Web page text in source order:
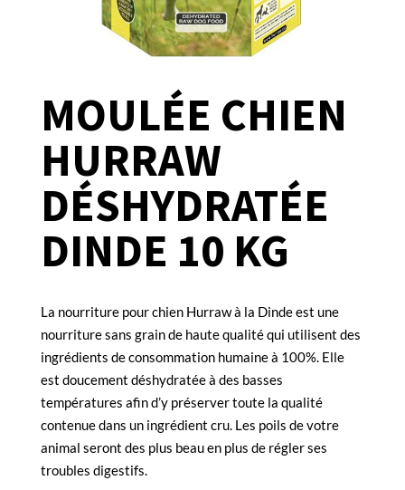
MOULÉE CHIEN
HURRAW
DÉSHYDRATÉE
DINDE 10 KG
La nourriture pour chien Hurraw à la Dinde est une
nourriture sans grain de haute qualité qui utilisent des
ingrédients de consommation humaine à 100%. Elle
est doucement déshydratée à des basses
températures afin d’y préserver toute la qualité
contenue dans un ingrédient cru. Les poils de votre
animal seront des plus beau en plus de régler ses
troubles digestifs.